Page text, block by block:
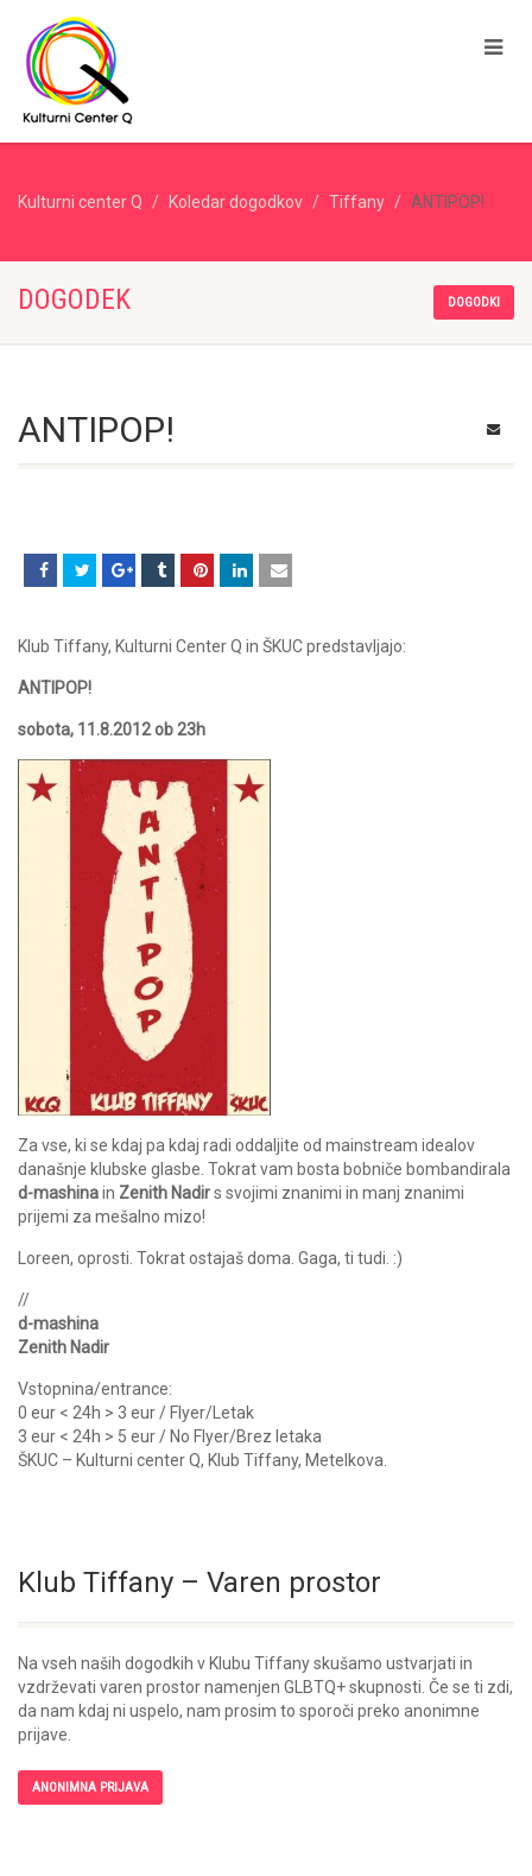
Kulturni center Q Koledar dogodkov Tiffany ANTIPOP!
DOGODEK DOGODKI
ANTIPOP!
Klub Tiffany, Kulturni Center Q in ŠKUC predstavljajo:
ANTIPOP!
sobota, 11.8.2012 ob 23h
Za vse, ki se kdaj pa kdaj radi oddaljite od mainstream idealov
današnje klubske glasbe. Tokrat vam bosta bobniče bombandirala
d-mashinain Zenith Nadirs svojimi znanimi in manj znanimi
prijemi za mešalno mizo!
Loreen, oprosti. Tokrat ostajaš doma. Gaga, ti tudi. :)
//
d-mashina
Zenith Nadir
Vstopnina/entrance:
0 eur < 24h > 3 eur / Flyer/Letak
3 eur < 24h > 5 eur / No Flyer/Brez letaka
ŠKUC – Kulturni center Q, Klub Tiffany, Metelkova.
Klub Tiffany – Varen prostor
Na vseh naših dogodkih v Klubu Tiffany skušamo ustvarjati in
vzdrževati varen prostor namenjen GLBTQ+ skupnosti. Če se ti zdi,
da nam kdaj ni uspelo, nam prosim to sporoči preko anonimne
prijave.
ANONIMNA PRIJAVA